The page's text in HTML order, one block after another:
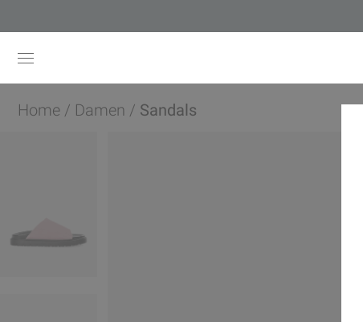
Home / Damen / Sandals